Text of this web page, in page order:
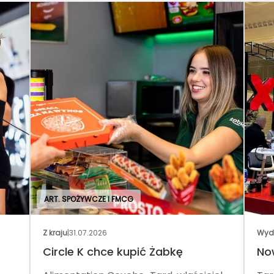
ART. SPOŻYWCZE I FMCG
Z kraju|31.07.2026
Circle K chce kupić Żabkę